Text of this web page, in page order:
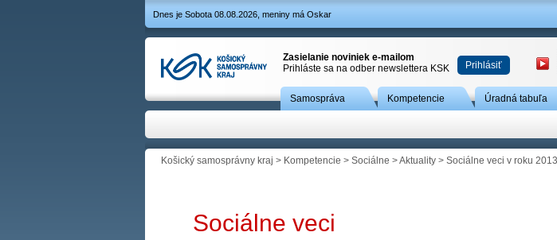
Dnes je Sobota 08.08.2026, meniny má Oskar
Zasielanie noviniek e-mailom
Prihláste sa na odber newslettera KSK
Prihlásiť
Samospráva Kompetencie Úradná tabuľa
Košický samosprávny kraj > Kompetencie > Sociálne >Aktuality > Sociálne veci v roku 2013
Sociálne veci